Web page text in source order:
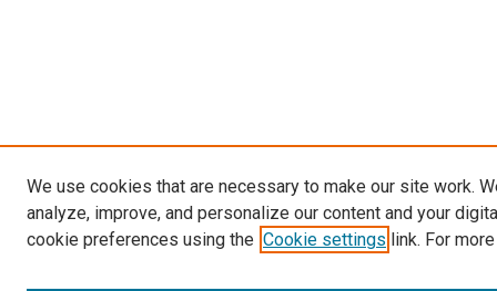
We use cookies that are necessary to make our site work.
analyze, improve, and personalize our content and your
cookie preferences using the Cookie settings link. For